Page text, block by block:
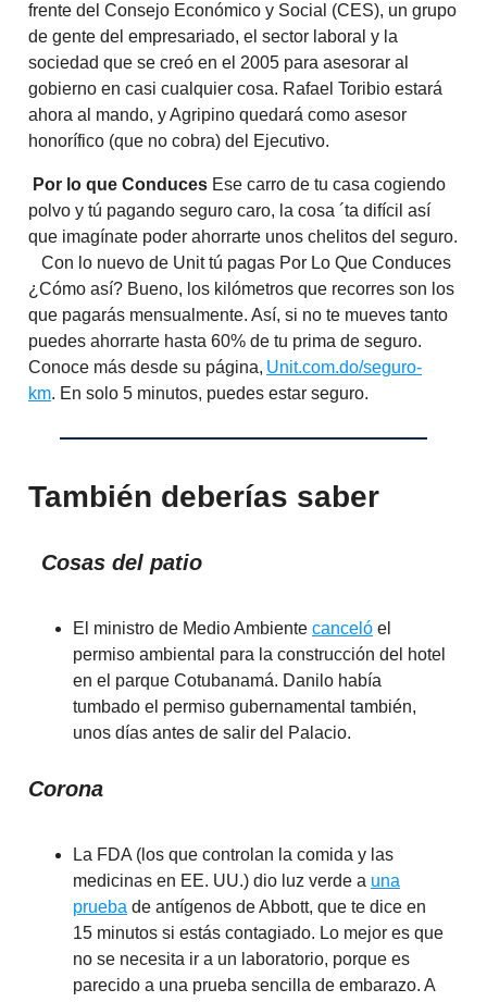
frente del Consejo Económico y Social (CES), un grupo
de gente del empresariado, el sector laboral y la
sociedad que se creó en el 2005 para asesorar al
gobierno en casi cualquier cosa. Rafael Toribio estará
ahora al mando, y Agripino quedará como asesor
honorífico (que no cobra) del Ejecutivo.
Por lo que Conduces Ese carro de tu casa cogiendo
polvo y tú pagando seguro caro, la cosa ´ta difícil así
que imagínate poder ahorrarte unos chelitos del seguro.
Con lo nuevo de Unit tú pagas Por Lo Que Conduces
¿Cómo así? Bueno, los kilómetros que recorres son los
que pagarás mensualmente. Así, si no te mueves tanto
puedes ahorrarte hasta 60% de tu prima de seguro.
Conoce más desde su página, Unit.com.do/seguro-
km. En solo 5 minutos, puedes estar seguro.
También deberías saber
Cosas del patio
El ministro de Medio Ambiente canceló el
permiso ambiental para la construcción del hotel
en el parque Cotubanamá. Danilo había
tumbado el permiso gubernamental también,
unos días antes de salir del Palacio.
Corona
La FDA (los que controlan la comida y las
medicinas en EE. UU.) dio luz verde a una
prueba de antígenos de Abbott, que te dice en
15 minutos si estás contagiado. Lo mejor es que
no se necesita ir a un laboratorio, porque es
parecido a una prueba sencilla de embarazo. A